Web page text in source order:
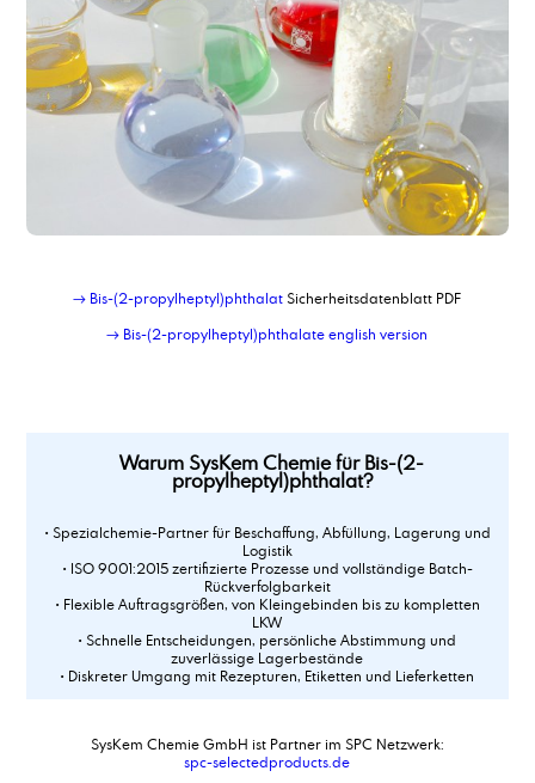
→ Bis-(2-propylheptyl)phthalatSicherheitsdatenblatt PDF
→ Bis-(2-propylheptyl)phthalate english version
Warum SysKem Chemie für Bis-(2-
propylheptyl)phthalat?
• Spezialchemie-Partner für Beschaffung, Abfüllung, Lagerung und
Logistik
• ISO 9001:2015 zertifizierte Prozesse und vollständige Batch-
Rückverfolgbarkeit
• Flexible Auftragsgrößen, von Kleingebinden bis zu kompletten
LKW
• Schnelle Entscheidungen, persönliche Abstimmung und
zuverlässige Lagerbestände
• Diskreter Umgang mit Rezepturen, Etiketten und Lieferketten
SysKem Chemie GmbH ist Partner im SPC Netzwerk:
spc-selectedproducts.de